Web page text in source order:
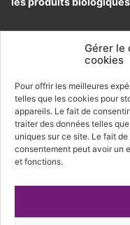
Gérer le
cookies
Pour offrir les meilleures
telles que les cookies pour
appareils. Le fait de
traiter des données telles
uniques sur ce site. Le fait
consentement peut avoir un
et fonctions.
Un évènement du
Auvergne-Rhône-Alpes.
Soutien financier
Conditions générales
Politique de